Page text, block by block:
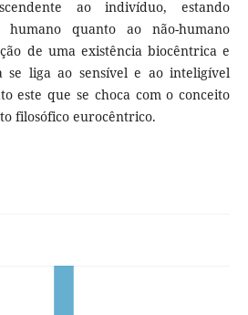
ao indivíduo, estando
quanto ao não-humano
de uma existência biocêntrica e
se liga ao sensível e ao inteligível
este que se choca com o conceito
filosófico eurocêntrico.